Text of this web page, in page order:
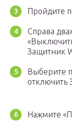
Пройдите
Справа
Защитник
Выберите
отключить
Нажмите